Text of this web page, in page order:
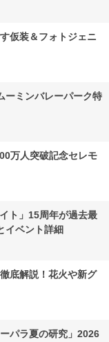
仮装＆フォトジェニ
ーミンバレーパーク特
万人突破記念セレモ
ト」15周年が過去最
イベント詳細
底解説！花火や新グ
パラ夏の研究」2026